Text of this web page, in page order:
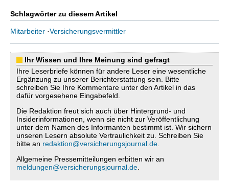
Schlagwörter zu diesem Artikel
Mitarbeiter ·Versicherungsvermittler
Ihr Wissen und Ihre Meinung sind gefragt
Ihre Leserbriefe können für andere Leser eine wesentliche
Ergänzung zu unserer Berichterstattung sein. Bitte
schreiben Sie Ihre Kommentare unter den Artikel in das
dafür vorgesehene Eingabefeld.
Die Redaktion freut sich auch über Hintergrund- und
Insiderinformationen, wenn sie nicht zur Veröffentlichung
unter dem Namen des Informanten bestimmt ist. Wir sichern
unseren Lesern absolute Vertraulichkeit zu. Schreiben Sie
bitte an redaktion@versicherungsjournal.de
Allgemeine Pressemitteilungen erbitten wir an
meldungen@versicherungsjournal.de